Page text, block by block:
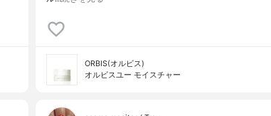
ORBIS(オルビス)
オルビスユー モイスチャー